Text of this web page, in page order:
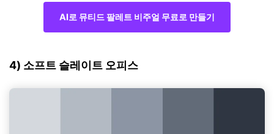
AI로 뮤티드 팔레트 비주얼 무료로 만들기
4) 소프트 슬레이트 오피스